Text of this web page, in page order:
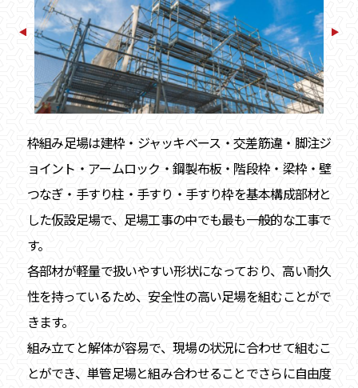
枠組み足場は建枠・ジャッキベース・交差筋違・脚注ジ
ョイント・アームロック・鋼製布板・階段枠・梁枠・壁
つなぎ・手すり柱・手すり・手すり枠を基本構成部材と
した仮設足場で、足場工事の中でも最も一般的な工事で
す。
各部材が軽量で扱いやすい形状になっており、高い耐久
性を持っているため、安全性の高い足場を組むことがで
きます。
組み立てと解体が容易で、現場の状況に合わせて組むこ
とができ、単管足場と組み合わせることでさらに自由度